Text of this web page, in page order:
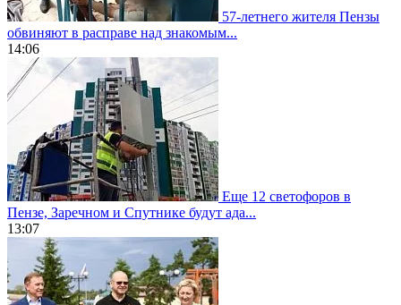
57-летнего жителя Пензы
обвиняют в расправе над знакомым...
14:06
Еще 12 светофоров в
Пензе, Заречном и Спутнике будут ада...
13:07